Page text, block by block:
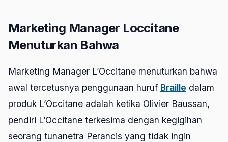
Marketing Manager Loccitane
Menuturkan Bahwa
Marketing Manager L’Occitane menuturkan bahwa
awal tercetusnya penggunaan huruf Braille dalam
produk L’Occitane adalah ketika Olivier Baussan,
pendiri L’Occitane terkesima dengan kegigihan
seorang tunanetra Perancis yang tidak ingin